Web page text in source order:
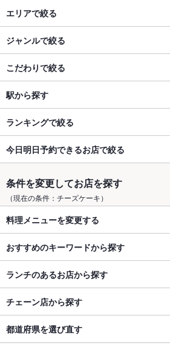
エリアで絞る
ジャンルで絞る
こだわりで絞る
駅から探す
ランキングで絞る
今日明日予約できるお店で絞る
条件を変更してお店を探す
（現在の条件：チーズケーキ）
料理メニューを変更する
おすすめのキーワードから探す
ランチのあるお店から探す
チェーン店から探す
都道府県を選び直す